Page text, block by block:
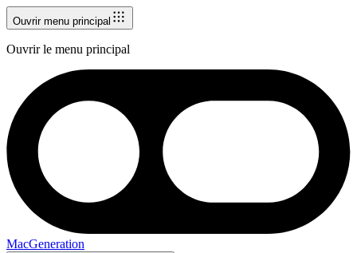
Ouvrir menu principal
Ouvrir le menu principal
MacGeneration